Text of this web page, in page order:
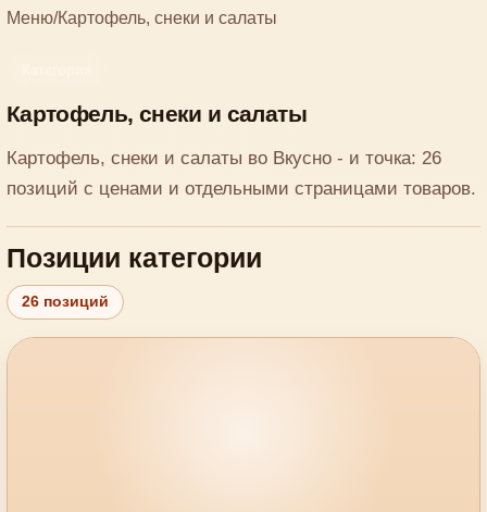
Меню/Картофель, снеки и салаты
Картофель, снеки и салаты
Картофель, снеки и салаты во Вкусно - и точка: 26
позиций с ценами и отдельными страницами товаров.
Позиции категории
26 позиций